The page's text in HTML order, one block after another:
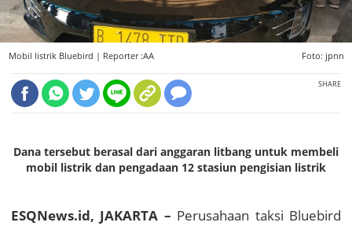
Mobil listrik Bluebird | Reporter :AA Foto: jpnn
SHARE
Dana tersebut berasal dari anggaran litbang untuk membeli
mobil listrik dan pengadaan 12 stasiun pengisian listrik
ESQNews.id, JAKARTA – Perusahaan taksi Bluebird